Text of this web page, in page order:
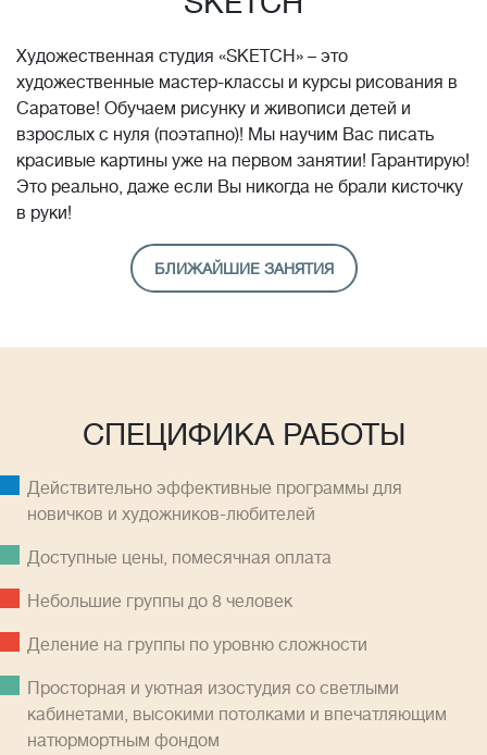
Художественная студия «SKETCH» – это
художественные мастер-классы и курсы рисования в
Саратове! Обучаем рисунку и живописи детей и
взрослых с нуля (поэтапно)! Мы научим Вас писать
красивые картины уже на первом занятии! Гарантирую!
Это реально, даже если Вы никогда не брали кисточку
в руки!
БЛИЖАЙШИЕ ЗАНЯТИЯ
СПЕЦИФИКА РАБОТЫ
Действительно эффективные программы для
новичков и художников-любителей
Доступные цены, помесячная оплатa
Небольшие группы до 8 человек
Деление на группы по уровню сложности
Просторная и уютная изостудия со светлыми
кабинетами, высокими потолками и впечатляющим
натюрмортным фондом